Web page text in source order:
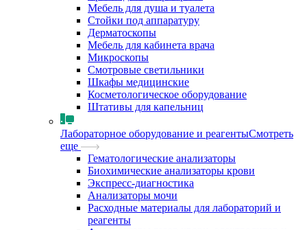
Мебель для душа и туалета
Стойки под аппаратуру
Дерматоскопы
Мебель для кабинета врача
Микроскопы
Смотровые светильники
Шкафы медицинские
Косметологическое оборудование
Штативы для капельниц
Лабораторное оборудование и реагентыСмотреть
еще
Гематологические анализаторы
Биохимические анализаторы крови
Экспресс-диагностика
Анализаторы мочи
Расходные материалы для лабораторий и
реагенты